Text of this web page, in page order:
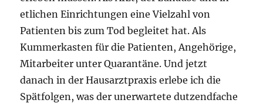
etlichen Einrichtungen eine Vielzahl von
Patienten bis zum Tod begleitet hat. Als
Kummerkasten für die Patienten, Angehörige,
Mitarbeiter unter Quarantäne. Und jetzt
danach in der Hausarztpraxis erlebe ich die
Spätfolgen, was der unerwartete dutzendfache